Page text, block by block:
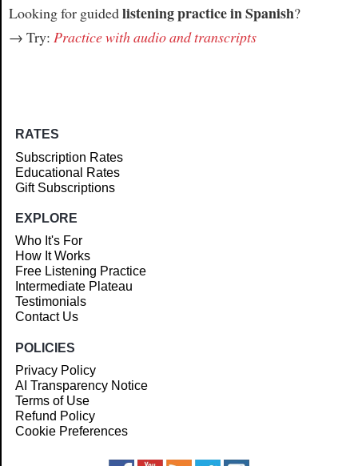
Looking for guidedlistening practice in Spanish?
→ Try: Practice with audio and transcripts
RATES
Subscription Rates
Educational Rates
Gift Subscriptions
EXPLORE
Who It's For
How It Works
Free Listening Practice
Intermediate Plateau
Testimonials
Contact Us
POLICIES
Privacy Policy
AI Transparency Notice
Terms of Use
Refund Policy
Cookie Preferences